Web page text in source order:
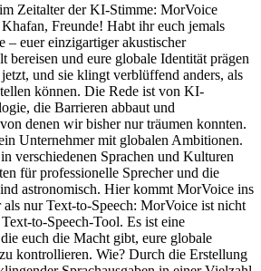
Zeitalter der KI-Stimme: MorVoice
Freunde! Habt ihr euch jemals
– euer einzigartiger akustischer
bereisen und eure globale Identität prägen
und sie klingt verblüffend anders, als
können. Die Rede ist von KI-
die Barrieren abbaut und
denen wir bisher nur träumen konnten.
Unternehmer mit globalen Ambitionen.
verschiedenen Sprachen und Kulturen
für professionelle Sprecher und die
astronomisch. Hier kommt MorVoice ins
nur Text-to-Speech: MorVoice ist nicht
to-Speech-Tool. Es ist eine
euch die Macht gibt, eure globale
kontrollieren. Wie? Durch die Erstellung